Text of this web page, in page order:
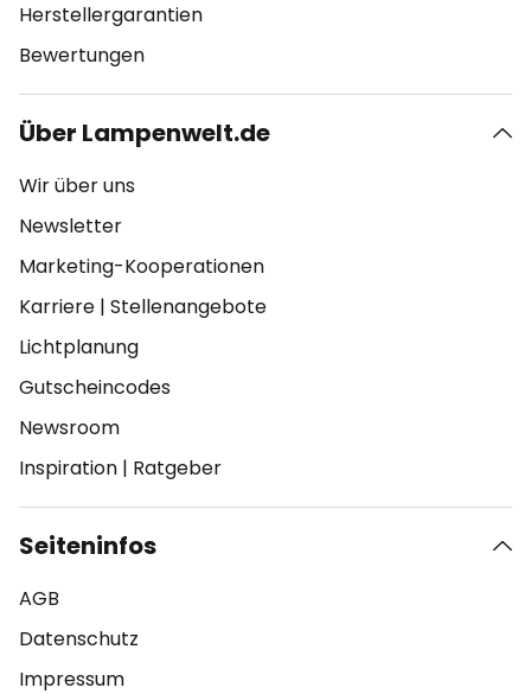
Herstellergarantien
Bewertungen
Über Lampenwelt.de
Wir über uns
Newsletter
Marketing-Kooperationen
Karriere | Stellenangebote
Lichtplanung
Gutscheincodes
Newsroom
Inspiration | Ratgeber
Seiteninfos
AGB
Datenschutz
Impressum